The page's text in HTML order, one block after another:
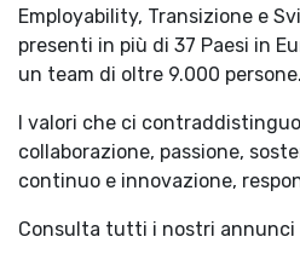
Employability, Transizione e
presenti in più di 37 Paesi in
un team di oltre 9.000 persone.
I valori che ci
collaborazione, passione,
continuo e innovazione,
Consulta tutti i nostri annunci